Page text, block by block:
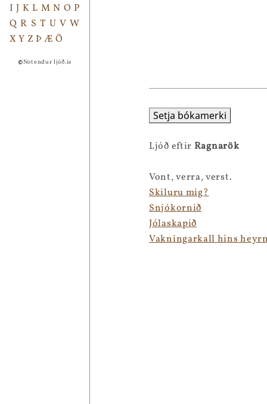
I J K L M N O P
Q R S T U V W
X Y Z Þ Æ Ö
©Notendur ljóð.is
Setja bókamerki
Ljóð eftir Ragnarök
Vont, verra, verst.
Skiluru mig?
Snjókornið
Jólaskapið
Vakningarkall hins